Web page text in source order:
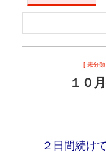
[ 未分類
１０
２日間続け